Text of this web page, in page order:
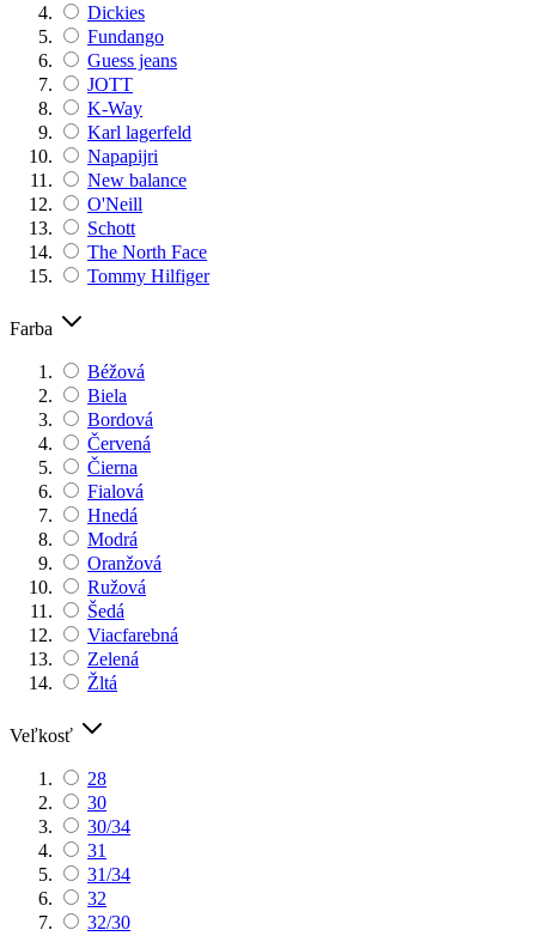
Dickies
Fundango
Guess jeans
JOTT
K-Way
Karl lagerfeld
Napapijri
New balance
O'Neill
Schott
The North Face
Tommy Hilfiger
Farba
Béžová
Biela
Bordová
Červená
Čierna
Fialová
Hnedá
Modrá
Oranžová
Ružová
Šedá
Viacfarebná
Zelená
Žltá
Veľkosť
28
30
30/34
31
31/34
32
32/30